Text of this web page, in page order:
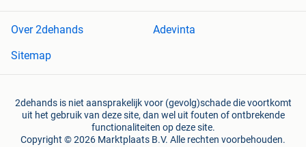
Over 2dehands
Adevinta
Sitemap
2dehands is niet aansprakelijk voor (gevolg)schade die voortkomt
uit het gebruik van deze site, dan wel uit fouten of ontbrekende
functionaliteiten op deze site.
Copyright © 2026 Marktplaats B.V. Alle rechten voorbehouden.